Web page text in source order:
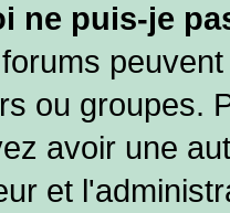
ne puis-je
ou groupes.
avoir une
et